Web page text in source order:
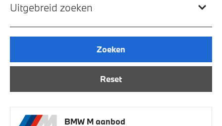
Uitgebreid zoeken
Reset
Zoeken
BMW M aanbod